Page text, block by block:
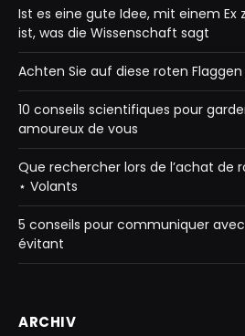
Ist es eine gute Idee, mit einem Ex
ist, was die Wissenschaft sagt
Achten Sie auf diese roten
10 conseils scientifiques pour
amoureux de vous
Que rechercher lors de l’achat de
⋆ Volants
5 conseils pour communiquer
évitant
ARCHIV